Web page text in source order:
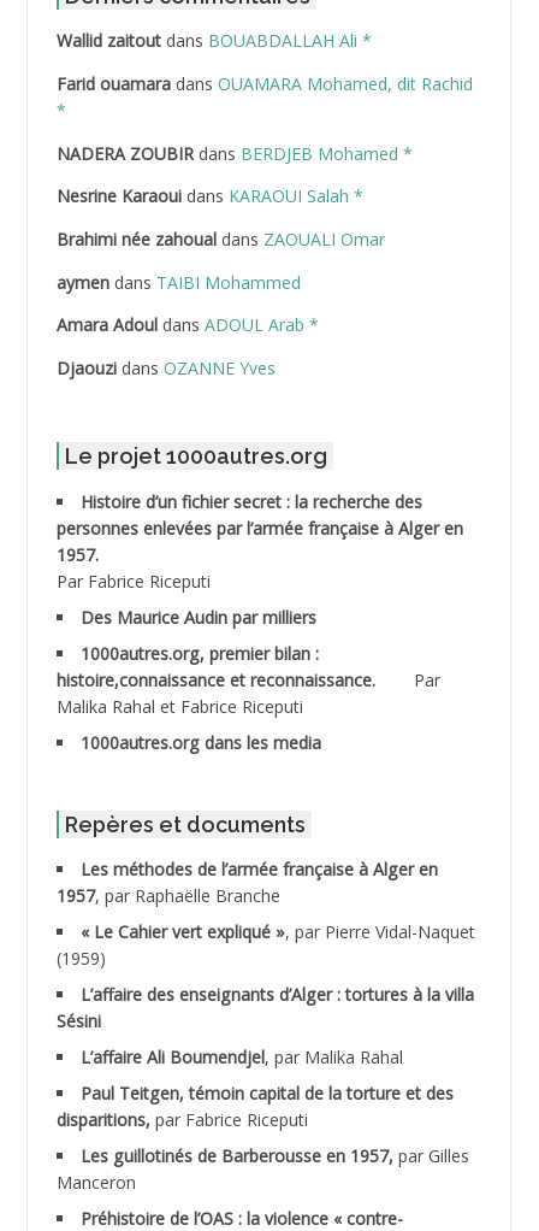
ABDEDDAIM Hamid
ABDELAZIZ Mohamed
ABDELHAFID Lakhdar
ABDELLI Mohamed
ABDELLI Mohamed *
ABDELMOUMENE Ahmed
ABDESMED Mohamed ben Kaddour
ABDESSELAMI Kouider
ABDESSLEM Ahmed dit le Coiffeur
ABDOUDOU
ABID Mohamed
ABNOUN Salah
ACHACHE M.*
ACHLAF Ali
ADALMI
ADANE Ramdane *
ADDAD
Wallid zaitoutdans BOUABDALLAH Ali *
Farid ouamaradans OUAMARA Mohamed, dit Rachid
*
NADERA ZOUBIRdans BERDJEB Mohamed *
Nesrine Karaouidans KARAOUI Salah *
Brahimi née zahoualdans ZAOUALI Omar
aymendans TAIBI Mohammed
Amara Adouldans ADOUL Arab *
Djaouzidans OZANNE Yves
Le projet 1000autres.org
Histoire d’un fichier secret : la recherche des
personnes enlevées par l’armée française à Alger en
1957.
Par Fabrice Riceputi
Des Maurice Audin par milliers
1000autres.org, premier bilan :
histoire,connaissance et reconnaissance.
Par
Malika Rahal et Fabrice Riceputi
1000autres.org dans les media
Repères et documents
Les méthodes de l’armée française à Alger en
1957, par Raphaëlle Branche
« Le Cahier vert expliqué », par Pierre Vidal-Naquet
(1959)
L’affaire des enseignants d’Alger : tortures à la villa
Sésini
L’affaire Ali Boumendjel, par Malika Rahal
Paul Teitgen, témoin capital de la torture et des
disparitions, par Fabrice Riceputi
Les guillotinés de Barberousse en 1957, par Gilles
Manceron
Préhistoire de l’OAS : la violence « contre-